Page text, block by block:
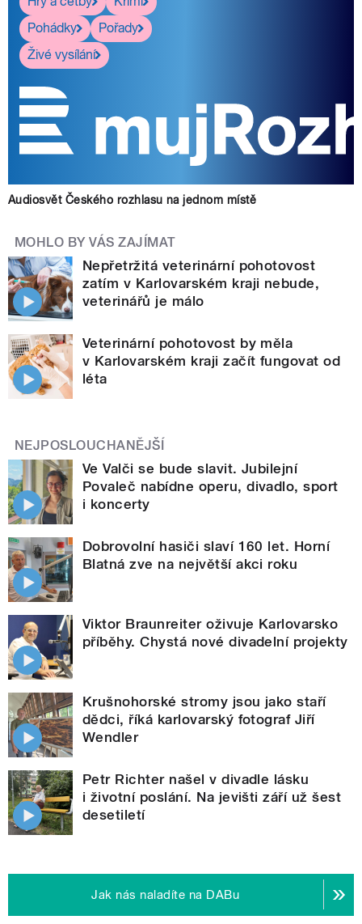
Pohádky
Pořady
Živé vysílání
Audiosvět Českého rozhlasu na jednom místě
MOHLO BY VÁS ZAJÍMAT
Nepřetržitá veterinární pohotovost
zatím v Karlovarském kraji nebude,
veterinářů je málo
Veterinární pohotovost by měla
v Karlovarském kraji začít fungovat od
léta
NEJPOSLOUCHANĚJŠÍ
Ve Valči se bude slavit. Jubilejní
Povaleč nabídne operu, divadlo, sport
i koncerty
Dobrovolní hasiči slaví 160 let. Horní
Blatná zve na největší akci roku
Viktor Braunreiter oživuje Karlovarsko
příběhy. Chystá nové divadelní projekty
Krušnohorské stromy jsou jako staří
dědci, říká karlovarský fotograf Jiří
Wendler
Petr Richter našel v divadle lásku
i životní poslání. Na jevišti září už šest
desetiletí
Jak nás naladíte na DABu